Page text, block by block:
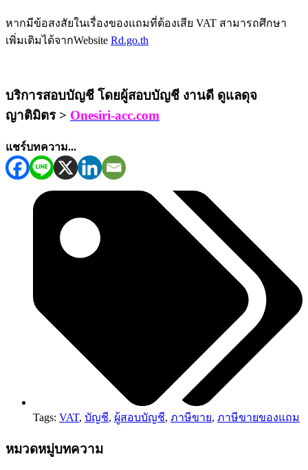
หากมีข้อสงสัยในเรื่องของแถมที่ต้องเสีย VAT สามารถศึกษา
เพิ่มเติมได้จากWebsite Rd.go.th
บริการสอบบัญชี โดยผู้สอบบัญชี งานดี ดูแลดุจ
ญาติมิตร > Onesiri-acc.com
แชร์บทความ...
Tags: VAT, บัญชี, ผู้สอบบัญชี, ภาษีขาย, ภาษีขายของแถม
หมวดหมู่บทความ